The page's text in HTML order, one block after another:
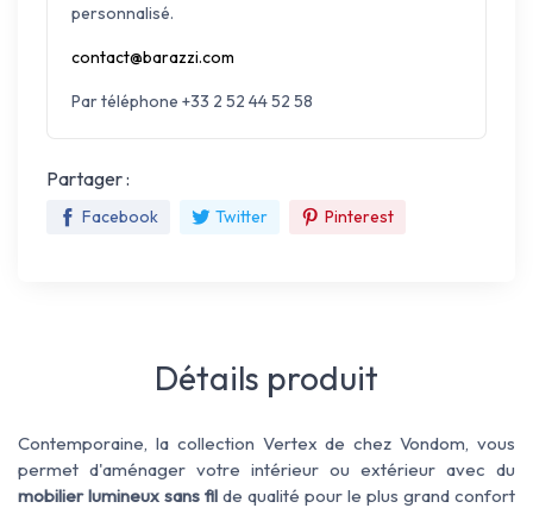
personnalisé.
contact@barazzi.com
Par téléphone +33 2 52 44 52 58
Partager :
Facebook Twitter Pinterest
Détails produit
Contemporaine, la collection Vertex de chez Vondom, vous
permet d'aménager votre intérieur ou extérieur avec du
mobilier lumineux sans fil de qualité pour le plus grand confort